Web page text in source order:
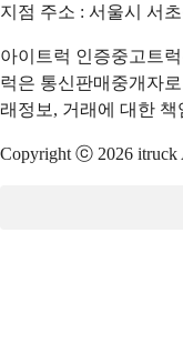
지점 주소 : 서울시 서
아이트럭 인증중고트
럭은 통신판매중개자
래정보, 거래에 대한
Copyright ⓒ 2026 itruck